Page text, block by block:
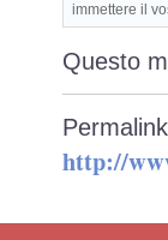
immettere il
Questo
http://